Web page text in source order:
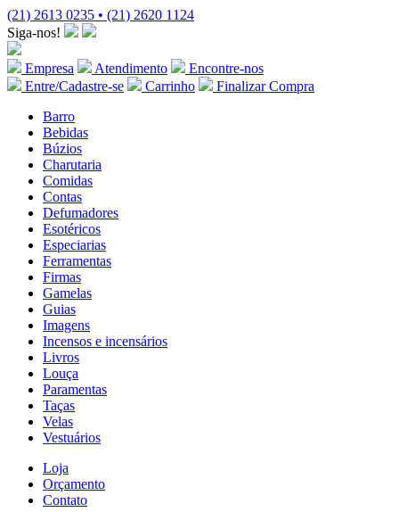
(21) 2613 0235 • (21) 2620 1124
Siga-nos!
Empresa Atendimento
Encontre-nos
Entre/Cadastre-se
Carrinho
Finalizar Compra
Barro
Bebidas
Búzios
Charutaria
Comidas
Contas
Defumadores
Esotéricos
Especiarias
Ferramentas
Firmas
Gamelas
Guias
Imagens
Incensos e incensários
Livros
Louça
Paramentas
Taças
Velas
Vestuários
Loja
Orçamento
Contato